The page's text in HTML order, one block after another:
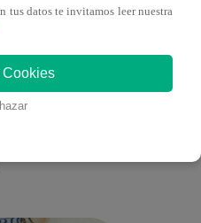
puede
tus datos te invitamos leer nuestra
Cookies